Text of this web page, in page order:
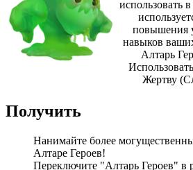
использовать
повышения
навыков
Алтарь
Жертву
Получить
Нанимайте более
Алтаре Героев!
Переключите "Алтарь Героев" в